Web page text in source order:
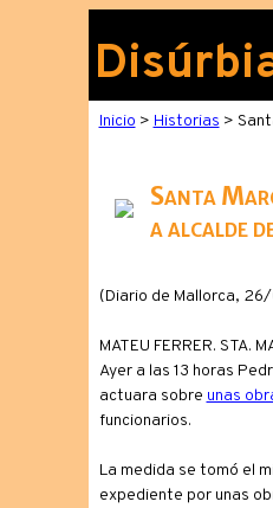
Inicio > Historias >
Santa
a alcalde
(Diario de Mallorca,
MATEU FERRER. STA.
Ayer a las 13 horas
actuara sobre unas
funcionarios.
La medida se tomó el
expediente por unas